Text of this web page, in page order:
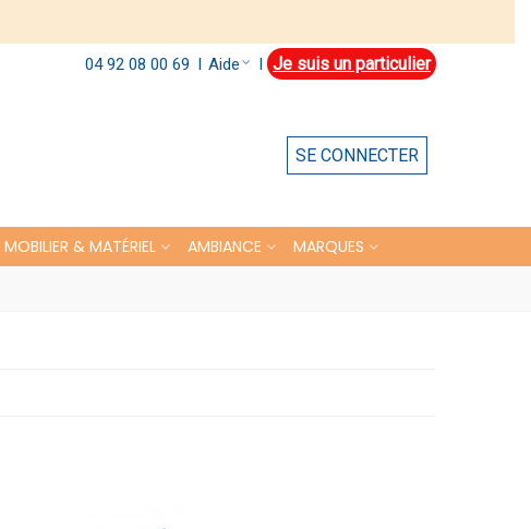
04 92 08 00 69 l Aide l Je suis un particulier
SE CONNECTER
MOBILIER & MATÉRIEL AMBIANCE MARQUES